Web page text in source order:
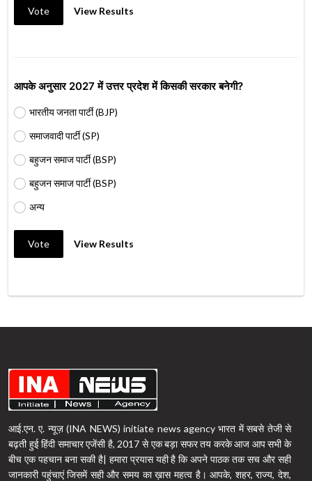
Vote View Results
आपके अनुसार 2027 में उत्तर प्रदेश में किसकी सरकार बनेगी?
भारतीय जनता पार्टी (BJP)
समाजवादी पार्टी (SP)
बहुजन समाज पार्टी (BSP)
बहुजन समाज पार्टी (BSP)
अन्य
Vote View Results
आई.एन. ए. न्यूज़ (INA NEWS) initiate news agency भारत में सबसे तेजी से
बढ़ती हुई हिंदी समाचार एजेंसी है, 2017 से एक बड़ा सफर तय करके आज आप सभी के
बीच एक पहचान बना सकी है| हमारा प्रयास यही है कि अपने पाठक तक सच और सही
जानकारी पहुंचाएं जिसमें सही और समय का ख़ास महत्व है। आपके, शहर, राज्य, देश,